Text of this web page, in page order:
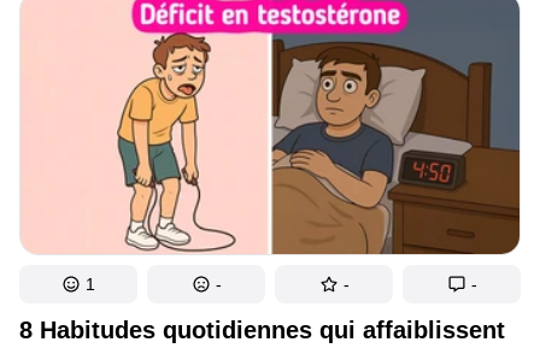
tu commences à y prêter attention, il devient difficile de ne pas
8 Habitudes quotidiennes qui affaiblissent
1 - - -
Développements
Animaux
Photographie
Célébrités